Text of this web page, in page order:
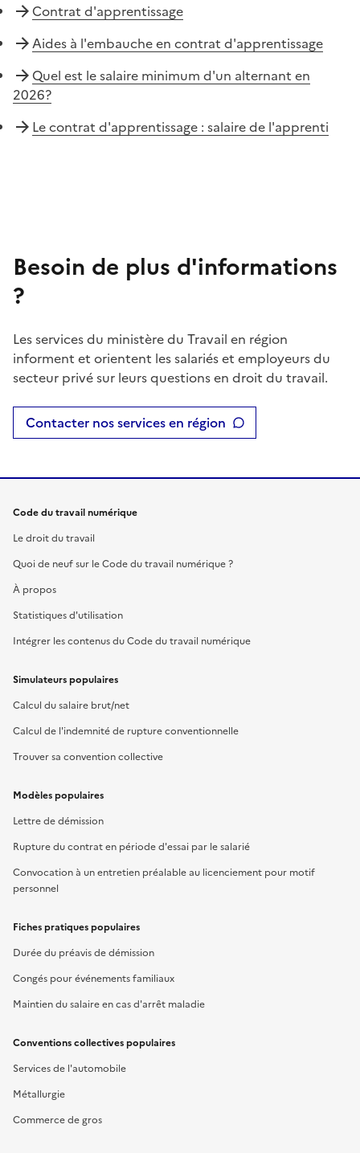
Contrat d'apprentissage
Aides à l'embauche en contrat d'apprentissage
Quel est le salaire minimum d'un alternant en
2026?
Le contrat d'apprentissage : salaire de l'apprenti
Besoin de plus d'informations
?
Les services du ministère du Travail en région
informent et orientent les salariés et employeurs du
secteur privé sur leurs questions en droit du travail.
Contacter nos services en région
Code du travail numérique
Le droit du travail
Quoi de neuf sur le Code du travail numérique ?
À propos
Statistiques d'utilisation
Intégrer les contenus du Code du travail numérique
Simulateurs populaires
Calcul du salaire brut/net
Calcul de l'indemnité de rupture conventionnelle
Trouver sa convention collective
Modèles populaires
Lettre de démission
Rupture du contrat en période d'essai par le salarié
Convocation à un entretien préalable au licenciement pour motif
personnel
Fiches pratiques populaires
Durée du préavis de démission
Congés pour événements familiaux
Maintien du salaire en cas d'arrêt maladie
Conventions collectives populaires
Services de l'automobile
Métallurgie
Commerce de gros